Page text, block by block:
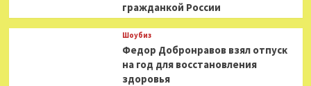
гражданкой России
Шоубиз
Федор Добронравов взял отпуск
на год для восстановления
здоровья